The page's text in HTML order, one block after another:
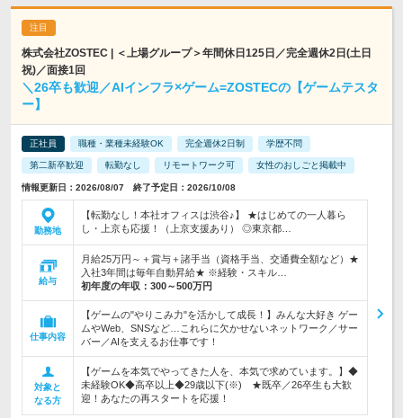
株式会社ZOSTEC | ＜上場グループ＞年間休日125日／完全週休2日(土日
祝)／面接1回
＼26卒も歓迎／AIインフラ×ゲーム=ZOSTECの【ゲームテスタ
ー】
正社員 職種・業種未経験OK 完全週休2日制 学歴不問
第二新卒歓迎 転勤なし リモートワーク可 女性のおしごと掲載中
情報更新日：2026/08/07 終了予定日：2026/10/08
勤務地
【転勤なし！本社オフィスは渋谷♪】 ★はじめての一人暮ら
し・上京も応援！（上京支援あり） ◎東京都…
給与
月給25万円～＋賞与＋諸手当（資格手当、交通費全額など）★
入社3年間は毎年自動昇給★ ※経験・スキル…
初年度の年収： 300～500万円
仕事内容
【ゲームの"やりこみ力"を活かして成長！】みんな大好き ゲー
ムやWeb、SNSなど…これらに欠かせないネットワーク／サー
バー／AIを支えるお仕事です！
対象と
なる方
【ゲームを本気でやってきた人を、本気で求めています。】◆
未経験OK◆高卒以上◆29歳以下(※) ★既卒／26卒生も大歓
迎！あなたの再スタートを応援！